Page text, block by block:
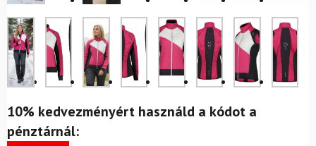
10% kedvezményért használd a kódot a
pénztárnál: